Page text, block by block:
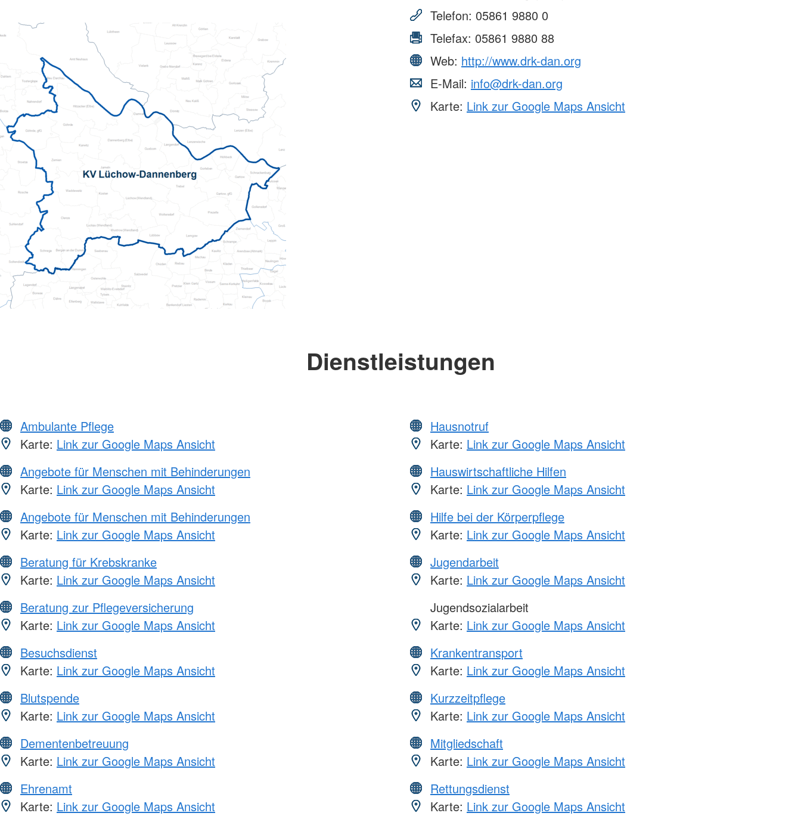
Sozialstation Berliner Straße
Attraktiver Arbeitgeber
Qualitätsmanagement
Erste Hilfe in Schule und
Freizeiten und Aktionen
DRK-Sprungbrett gGmbH
Was ist die Sprungbrett gGmbH?
Arbeitsförderung
Migration und Integration
Telefon: 05861 9880 0
Telefax: 05861 9880 88
Web: http://www.drk-dan.org
E-Mail: info@drk-dan.org
Karte: Link zur Google Maps Ansicht
Dienstleistungen
Ambulante Pflege
Karte: Link zur Google Maps Ansicht
Angebote für Menschen mit Behinderungen
Karte: Link zur Google Maps Ansicht
Angebote für Menschen mit Behinderungen
Karte: Link zur Google Maps Ansicht
Beratung für Krebskranke
Karte: Link zur Google Maps Ansicht
Beratung zur Pflegeversicherung
Karte: Link zur Google Maps Ansicht
Besuchsdienst
Karte: Link zur Google Maps Ansicht
Blutspende
Karte: Link zur Google Maps Ansicht
Dementenbetreuung
Karte: Link zur Google Maps Ansicht
Ehrenamt
Karte: Link zur Google Maps Ansicht
Hausnotruf
Karte: Link zur Google Maps Ansicht
Hauswirtschaftliche Hilfen
Karte: Link zur Google Maps Ansicht
Hilfe bei der Körperpflege
Karte: Link zur Google Maps Ansicht
Jugendarbeit
Karte: Link zur Google Maps Ansicht
Jugendsozialarbeit
Karte: Link zur Google Maps Ansicht
Krankentransport
Karte: Link zur Google Maps Ansicht
Kurzzeitpflege
Karte: Link zur Google Maps Ansicht
Mitgliedschaft
Karte: Link zur Google Maps Ansicht
Rettungsdienst
Karte: Link zur Google Maps Ansicht